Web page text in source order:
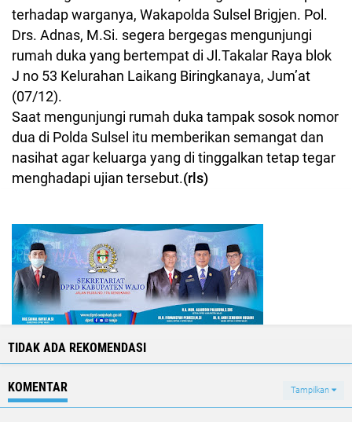
terhadap warganya, Wakapolda Sulsel Brigjen. Pol.
Drs. Adnas, M.Si. segera bergegas mengunjungi
rumah duka yang bertempat di Jl.Takalar Raya blok
J no 53 Kelurahan Laikang Biringkanaya, Jum’at
(07/12).
Saat mengunjungi rumah duka tampak sosok nomor
dua di Polda Sulsel itu memberikan semangat dan
nasihat agar keluarga yang di tinggalkan tetap tegar
menghadapi ujian tersebut.(rls)
TIDAK ADA REKOMENDASI
KOMENTAR Tampilkan